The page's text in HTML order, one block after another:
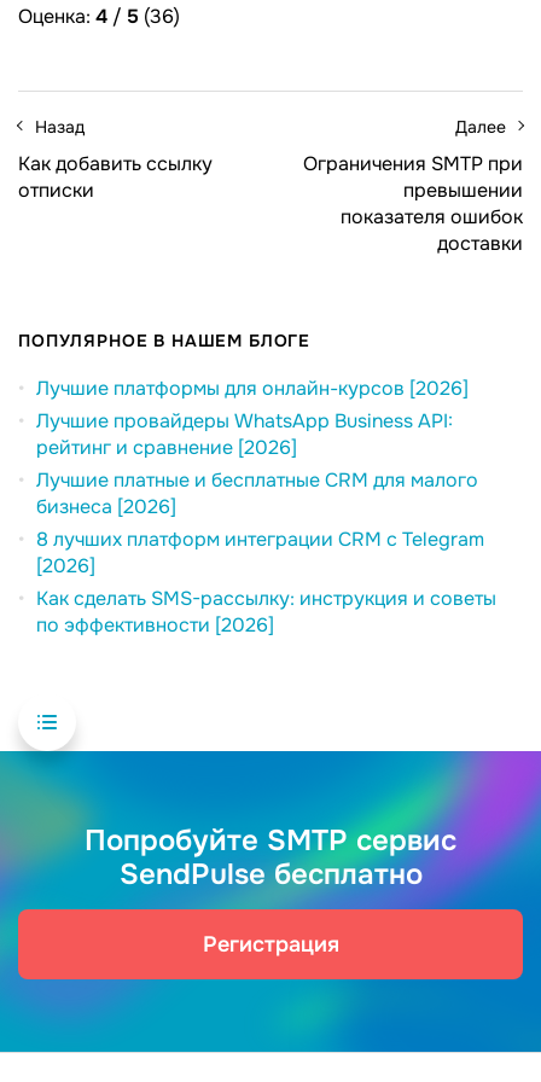
Оценка: 4 / 5 (36)
Назад
Как добавить ссылку
отписки
Далее
Ограничения SMTP при
превышении
показателя ошибок
доставки
ПОПУЛЯРНОЕ В НАШЕМ БЛОГЕ
Лучшие платформы для онлайн-курсов [2026]
Лучшие провайдеры WhatsApp Business API:
рейтинг и сравнение [2026]
Лучшие платные и бесплатные CRM для малого
бизнеса [2026]
8 лучших платформ интеграции CRM с Telegram
[2026]
Как сделать SMS-рассылку: инструкция и советы
по эффективности [2026]
Попробуйте SMTP сервис
SendPulse бесплатно
Регистрация